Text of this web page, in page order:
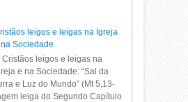
leigos e leigas na Igreja
Sociedade
leigos e leigas na
e na Sociedade: “Sal da
e Luz do Mundo” (Mt 5,13-
leiga do Segundo Capítulo